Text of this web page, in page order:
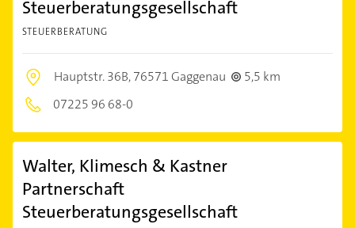
Steuerberatungsgesellschaft
STEUERBERATUNG
Hauptstr. 36B,76571 Gaggenau
5,5 km
07225 96 68-0
Walter, Klimesch & Kastner
Partnerschaft
Steuerberatungsgesellschaft